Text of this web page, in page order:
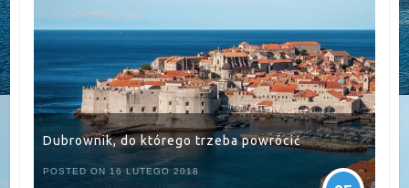
Dubrownik, do którego trzeba powrócić
POSTED ON 16 LUTEGO 2018